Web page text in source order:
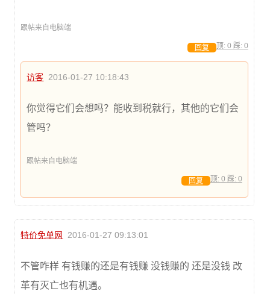
跟帖来自电脑端
顶: 0 踩: 0
回复
访客 2016-01-27 10:18:43
你觉得它们会想吗？能收到税就行，其他的它们会
管吗？
跟帖来自电脑端
顶: 0 踩: 0
回复
特价免单网 2016-01-27 09:13:01
不管咋样 有钱赚的还是有钱赚 没钱赚的 还是没钱 改
革有灭亡也有机遇。